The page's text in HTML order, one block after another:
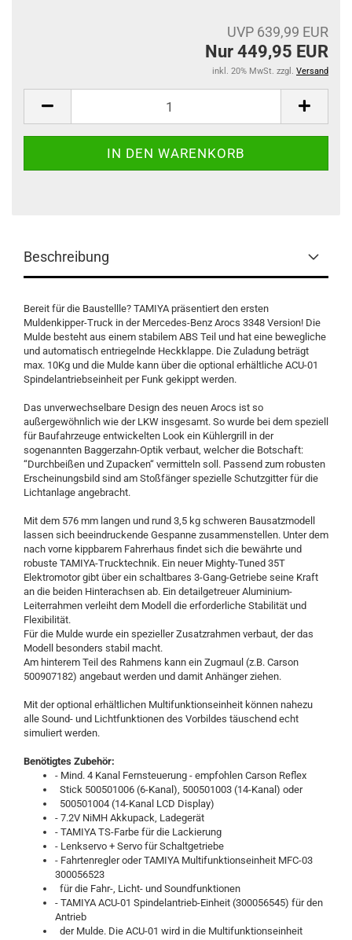
UVP 639,99 EUR
Nur 449,95 EUR
inkl. 20% MwSt. zzgl. Versand
Beschreibung
Bereit für die Baustellle? TAMIYA präsentiert den ersten
Muldenkipper-Truck in der Mercedes-Benz Arocs 3348 Version! Die
Mulde besteht aus einem stabilem ABS Teil und hat eine bewegliche
und automatisch entriegelnde Heckklappe. Die Zuladung beträgt
max. 10Kg und die Mulde kann über die optional erhältliche ACU-01
Spindelantriebseinheit per Funk gekippt werden.
Das unverwechselbare Design des neuen Arocs ist so
außergewöhnlich wie der LKW insgesamt. So wurde bei dem speziell
für Baufahrzeuge entwickelten Look ein Kühlergrill in der
sogenannten Baggerzahn-Optik verbaut, welcher die Botschaft:
“Durchbeißen und Zupacken“ vermitteln soll. Passend zum robusten
Erscheinungsbild sind am Stoßfänger spezielle Schutzgitter für die
Lichtanlage angebracht.
Mit dem 576 mm langen und rund 3,5 kg schweren Bausatzmodell
lassen sich beeindruckende Gespanne zusammenstellen. Unter dem
nach vorne kippbarem Fahrerhaus findet sich die bewährte und
robuste TAMIYA-Trucktechnik. Ein neuer Mighty-Tuned 35T
Elektromotor gibt über ein schaltbares 3-Gang-Getriebe seine Kraft
an die beiden Hinterachsen ab. Ein detailgetreuer Aluminium-
Leiterrahmen verleiht dem Modell die erforderliche Stabilität und
Flexibilität.
Für die Mulde wurde ein spezieller Zusatzrahmen verbaut, der das
Modell besonders stabil macht.
Am hinterem Teil des Rahmens kann ein Zugmaul (z.B. Carson
500907182) angebaut werden und damit Anhänger ziehen.
Mit der optional erhältlichen Multifunktionseinheit können nahezu
alle Sound- und Lichtfunktionen des Vorbildes täuschend echt
simuliert werden.
Benötigtes Zubehör:
- Mind. 4 Kanal Fernsteuerung - empfohlen Carson Reflex
Stick 500501006 (6-Kanal), 500501003 (14-Kanal) oder
500501004 (14-Kanal LCD Display)
- 7.2V NiMH Akkupack, Ladegerät
- TAMIYA TS-Farbe für die Lackierung
- Lenkservo + Servo für Schaltgetriebe
- Fahrtenregler oder TAMIYA Multifunktionseinheit MFC-03
300056523
für die Fahr-, Licht- und Soundfunktionen
- TAMIYA ACU-01 Spindelantrieb-Einheit (300056545) für den
Antrieb
der Mulde. Die ACU-01 wird in die Multifunktionseinheit